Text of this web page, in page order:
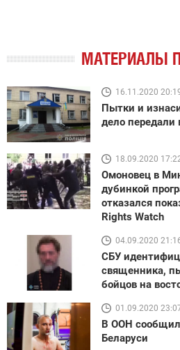
МАТЕРИАЛЫ
16.11.2020
Пытки и
дело передали
18.09.2020
Омоновец в
дубинкой
отказался
Rights Watch
04.09.2020
СБУ
священника,
бойцов на
01.09.2020
В ООН
Беларуси